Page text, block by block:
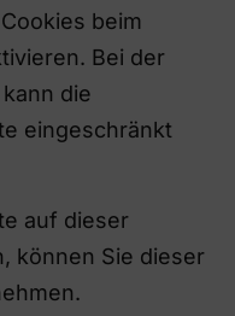
beim
Bei der
die
eingeschränkt
auf dieser
können Sie dieser